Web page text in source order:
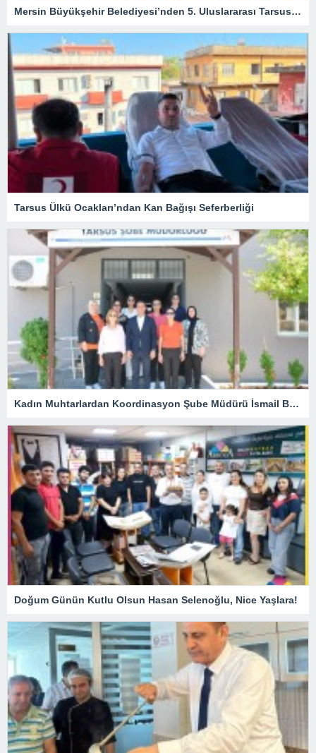
Mersin Büyükşehir Belediyesi’nden 5. Uluslararası Tarsus Festivali İçin Hazırlık Toplantıları
Tarsus Ülkü Ocakları’ndan Kan Bağışı Seferberliği
Kadın Muhtarlardan Koordinasyon Şube Müdürü İsmail Belli’ye Ziyaret
Doğum Günün Kutlu Olsun Hasan Selenoğlu, Nice Yaşlara!